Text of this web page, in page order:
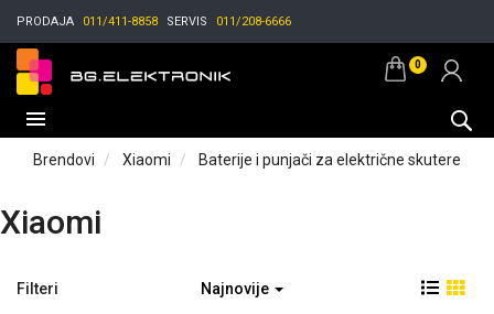
PRODAJA 011/411-8858 SERVIS 011/208-6666
0
Brendovi Xiaomi Baterije i punjači za električne skutere
Xiaomi
Filteri Najnovije